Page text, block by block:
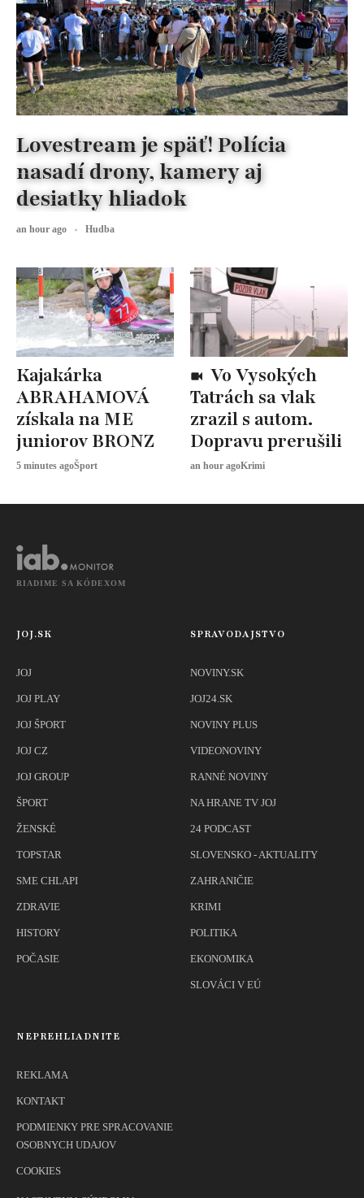
Kajakárka
ABRAHAMOVÁ
získala na ME
juniorov BRONZ
5 minutes agoŠport
Tatrách sa vlak
zrazil s autom.
Dopravu prerušili
an hour agoKrimi
Lovestream je späť! Polícia
nasadí drony, kamery aj
desiatky hliadok
an hour ago Hudba
RIADIME SA KÓDEXOM
JOJ.SK
JOJ
JOJ PLAY
JOJ ŠPORT
JOJ CZ
JOJ GROUP
ŠPORT
ŽENSKÉ
TOPSTAR
SME CHLAPI
ZDRAVIE
HISTORY
POČASIE
SPRAVODAJSTVO
NOVINY.SK
JOJ24.SK
NOVINY PLUS
VIDEONOVINY
RANNÉ NOVINY
NA HRANE TV JOJ
24 PODCAST
SLOVENSKO - AKTUALITY
ZAHRANIČIE
KRIMI
POLITIKA
EKONOMIKA
SLOVÁCI V EÚ
NEPREHLIADNITE
REKLAMA
KONTAKT
PODMIENKY PRE SPRACOVANIE
OSOBNYCH UDAJOV
COOKIES